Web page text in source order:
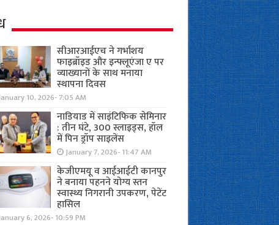
सीआरआईएच ने गर्भाशय
फाइब्रॉइड और इन्फ्लूएंजा ए पर
व्याख्यानों के साथ मनाया
स्थापना दिवस
10, 2026- 7:05 AM
नाडियाड में साइंटिफिक सेमिनार
: तीन घंटे, 300 स्लाइड्स, हॉल
में पिन ड्रॉप साइलेंस
January 7, 2026- 11:47 AM
केजीएमयू व आईआईटी कानपुर
ने बनाया पहनने योग्य स्तन
स्वास्थ्य निगरानी उपकरण, पेटेंट
हासिल
6, 2026- 10:59 PM